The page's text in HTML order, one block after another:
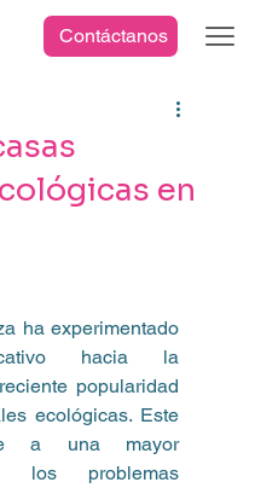
Contáctanos
en
ha experimentado
hacia la
popularidad
ecológicas. Este
a una mayor
los problemas